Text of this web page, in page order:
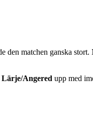
den matchen ganska
Lärje/Angered upp med